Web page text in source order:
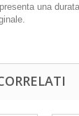
una